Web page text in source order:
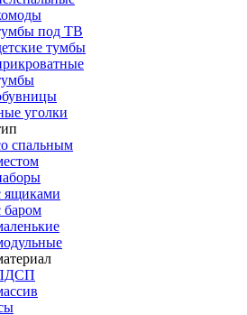
под ТВ
тумбы
уголки
спальным
ящиками
баром